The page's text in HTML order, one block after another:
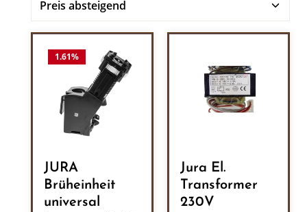
1.61%
JURA
Brüheinheit
universal
Jura El.
Transformer
230V